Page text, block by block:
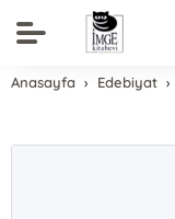
Anasayfa Edebiyat